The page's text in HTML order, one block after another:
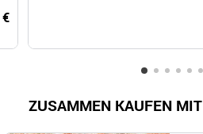
ZUSAMMEN KAUFEN MIT